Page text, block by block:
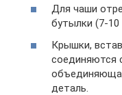
Для чаши
бутылки (7-
Крышки,
соединяются
деталь.